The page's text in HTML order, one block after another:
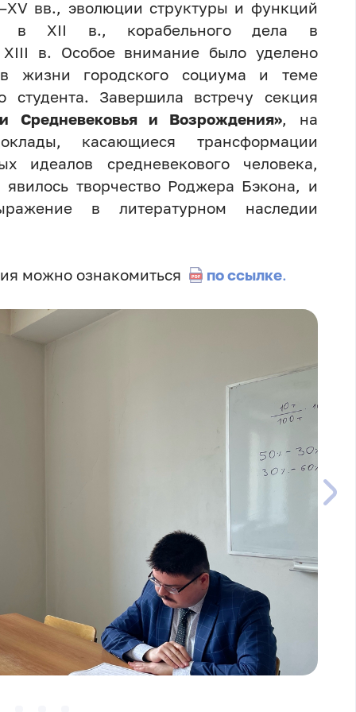
вв., эволюции структуры и функций
в XII в., корабельного дела в
в. Особое внимание было уделено
жизни городского социума и теме
студента. Завершила встречу секция
Средневековья и Возрождения», на
касающиеся трансформации
идеалов средневекового человека,
творчество Роджера Бэкона, и
в литературном наследии
можно ознакомиться по ссылке.